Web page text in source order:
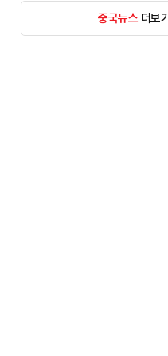
중국뉴스더보기